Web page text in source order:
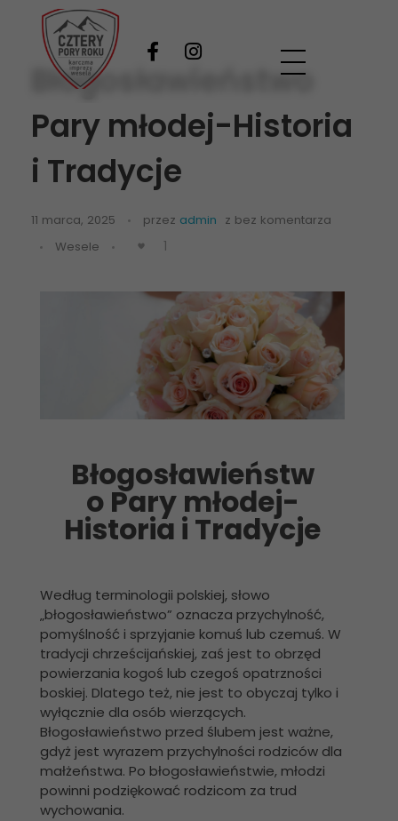
Błogosławieństwo
Pary młodej-Historia
i Tradycje
11 marca, 2025 przez admin z bez komentarza
Wesele
1
Błogosławieństw
o Pary młodej-
Historia i Tradycje
Według terminologii polskiej, słowo
„błogosławieństwo” oznacza przychylność,
pomyślność i sprzyjanie komuś lub czemuś. W
tradycji chrześcijańskiej, zaś jest to obrzęd
powierzania kogoś lub czegoś opatrzności
boskiej. Dlatego też, nie jest to obyczaj tylko i
wyłącznie dla osób wierzących.
Błogosławieństwo przed ślubem jest ważne,
gdyż jest wyrazem przychylności rodziców dla
małżeństwa. Po błogosławieństwie, młodzi
powinni podziękować rodzicom za trud
wychowania.